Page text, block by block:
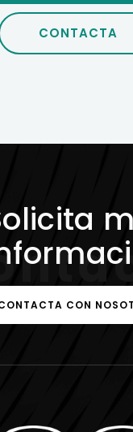
CONTACTA
nta
CON